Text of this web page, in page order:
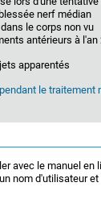
nerf médian
le corps non vu
antérieurs à l'an
apparentés
le
avec le manuel en
nom d'utilisateur